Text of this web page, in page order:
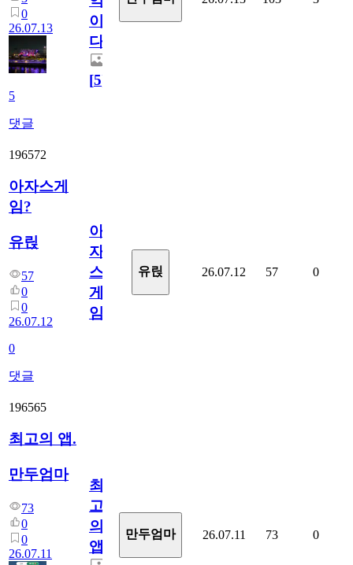
0
26.07.13
5
댓글
이
다.
[5]
196572
아자스게
임?
유릱
57
0
0
26.07.12
0
댓글
아
자
스
게
임?
유릱 26.07.12 57 0
196565
최고의 앱.
만두엄마
73
0
0
26.07.11
최
고
의
앱.
만두엄마 26.07.11 73 0